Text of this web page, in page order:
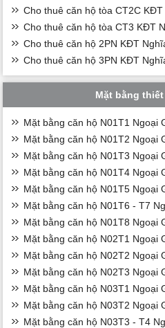
Cho thuê căn hộ tòa CT2C
Cho thuê căn hộ tòa CT3 KĐT
Cho thuê căn hộ 2PN KĐT
Cho thuê căn hộ 3PN KĐT
Mặt bằng
Mặt bằng căn hộ N01T1 Ngoại
Mặt bằng căn hộ N01T2 Ngoại
Mặt bằng căn hộ N01T3 Ngoại
Mặt bằng căn hộ N01T4 Ngoại
Mặt bằng căn hộ N01T5 Ngoại
Mặt bằng căn hộ N01T6 - T7
Mặt bằng căn hộ N01T8 Ngoại
Mặt bằng căn hộ N02T1 Ngoại
Mặt bằng căn hộ N02T2 Ngoại
Mặt bằng căn hộ N02T3 Ngoại
Mặt bằng căn hộ N03T1 Ngoại
Mặt bằng căn hộ N03T2 Ngoại
Mặt bằng căn hộ N03T3 - T4